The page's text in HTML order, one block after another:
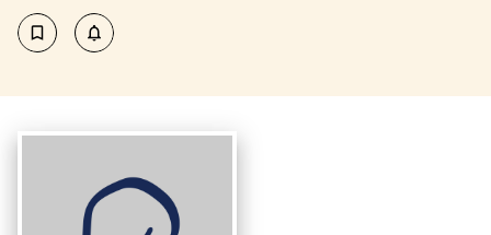
bookmark_border notifications_none_outlined